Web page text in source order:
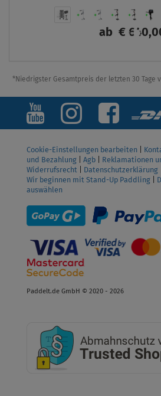
ab €
*Niedrigster Gesamtpreis der letzten 30 Tage
Cookie-Einstellungen bearbeiten
und Bezahlung
Agb Reklamationen
Widerrufsrecht
Datenschutzerklärung
Wir beginnen mit Stand-Up Paddling
auswählen
Paddelt.de GmbH © 2020 - 2026